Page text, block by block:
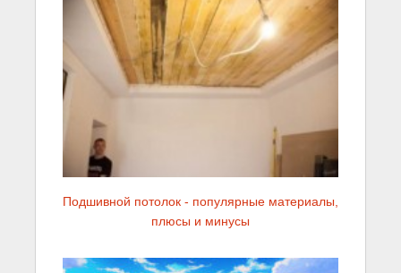
Подшивной потолок - популярные материалы,
плюсы и минусы